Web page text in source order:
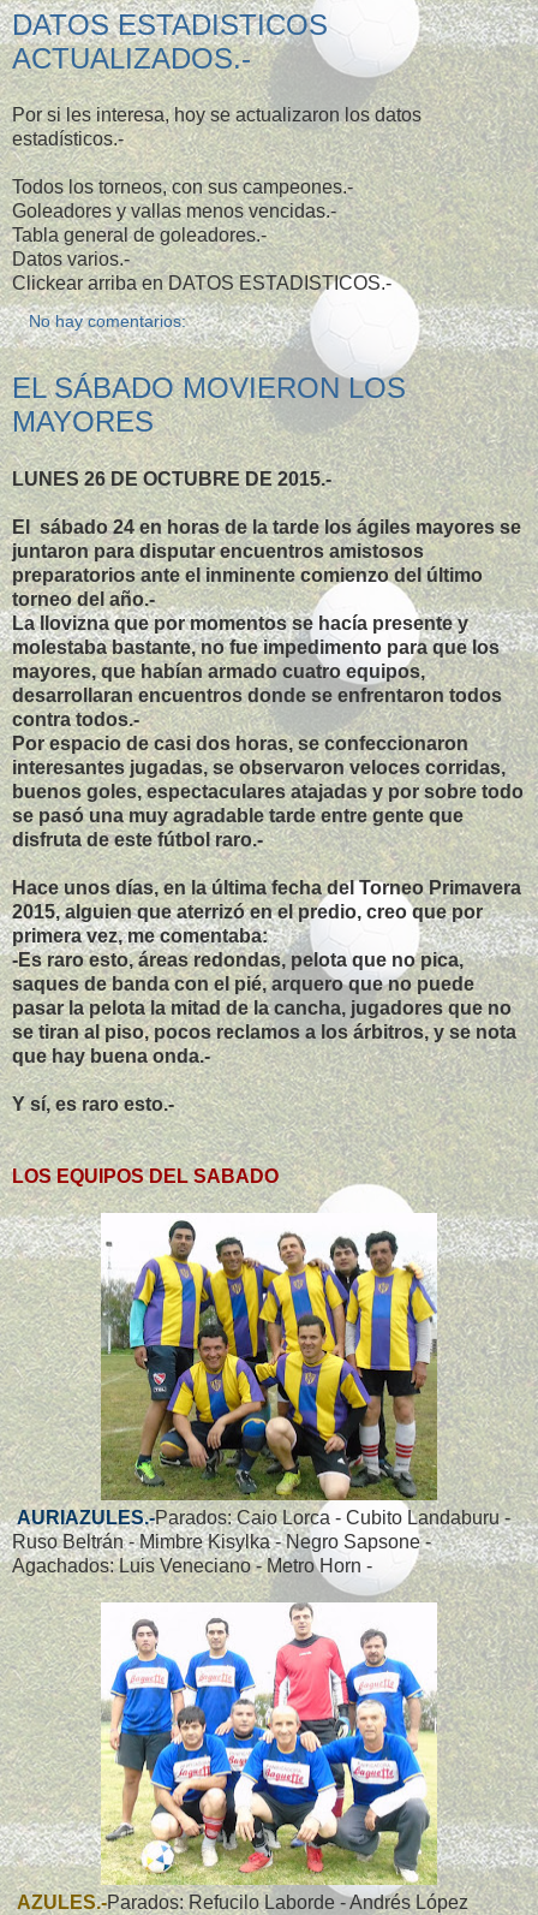
DATOS ESTADISTICOS
ACTUALIZADOS.-
Por si les interesa, hoy se actualizaron los datos
estadísticos.-
Todos los torneos, con sus campeones.-
Goleadores y vallas menos vencidas.-
Tabla general de goleadores.-
Datos varios.-
Clickear arriba en DATOS ESTADISTICOS.-
No hay comentarios:
EL SÁBADO MOVIERON LOS
MAYORES
LUNES 26 DE OCTUBRE DE 2015.-
El sábado 24 en horas de la tarde los ágiles mayores se
juntaron para disputar encuentros amistosos
preparatorios ante el inminente comienzo del último
torneo del año.-
La llovizna que por momentos se hacía presente y
molestaba bastante, no fue impedimento para que los
mayores, que habían armado cuatro equipos,
desarrollaran encuentros donde se enfrentaron todos
contra todos.-
Por espacio de casi dos horas, se confeccionaron
interesantes jugadas, se observaron veloces corridas,
buenos goles, espectaculares atajadas y por sobre todo
se pasó una muy agradable tarde entre gente que
disfruta de este fútbol raro.-
Hace unos días, en la última fecha del Torneo Primavera
2015, alguien que aterrizó en el predio, creo que por
primera vez, me comentaba:
-Es raro esto, áreas redondas, pelota que no pica,
saques de banda con el pié, arquero que no puede
pasar la pelota la mitad de la cancha, jugadores que no
se tiran al piso, pocos reclamos a los árbitros, y se nota
que hay buena onda.-
Y sí, es raro esto.-
LOS EQUIPOS DEL SABADO
AURIAZULES.-Parados: Caio Lorca - Cubito Landaburu -
Ruso Beltrán - Mimbre Kisylka - Negro Sapsone -
Agachados: Luis Veneciano - Metro Horn -
AZULES.-Parados: Refucilo Laborde - Andrés López